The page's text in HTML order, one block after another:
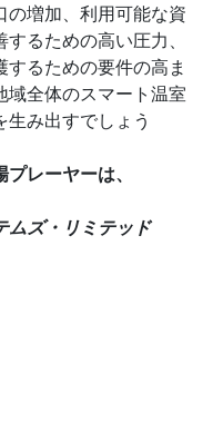
の増加、利用可能な資
るための高い圧力、
るための要件の高ま
域全体のスマート温室
み出すでしょう
レーヤーは、
ムズ・リミテッド